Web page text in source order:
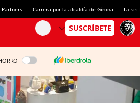
Partners Carrera por la alcaldía de Girona La